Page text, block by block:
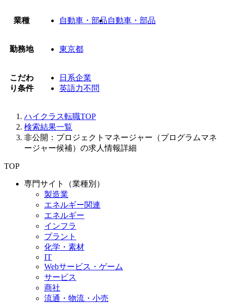
業種 自動車・部品自動車・部品
勤務地 東京都
こだわ
り条件
日系企業
英語力不問
ハイクラス転職TOP
検索結果一覧
非公開：プロジェクトマネージャー（プログラムマネ
ージャー候補）の求人情報詳細
TOP
専門サイト（業種別）
製造業
エネルギー関連
エネルギー
インフラ
プラント
化学・素材
IT
Webサービス・ゲーム
サービス
商社
流通・物流・小売